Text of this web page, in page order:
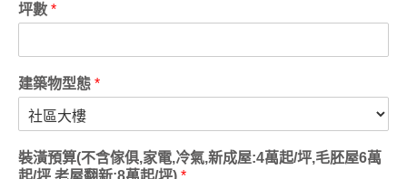
坪數 *
建築物型態 *
裝潢預算(不含傢俱,家電,冷氣,新成屋:4萬起/坪,毛胚屋6萬
起/坪,老屋翻新:8萬起/坪) *